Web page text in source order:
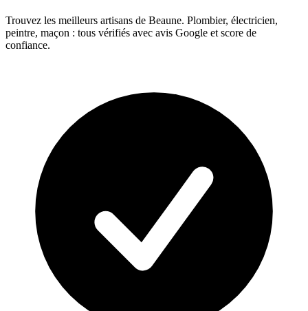
Trouvez les meilleurs artisans de Beaune. Plombier, électricien,
peintre, maçon : tous vérifiés avec avis Google et score de
confiance.